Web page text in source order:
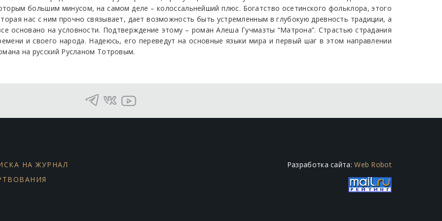
большим минусом, на самом деле – колоссальнейший плюс. Богатство осетинского фольклора, этого
нас с ним прочно связывает, дает возможность быть устремленным в глубокую древность традиции, а
основано на условности. Подтверждение этому – роман Алеша Гучмазты “Матрона”. Страстью страдания
и своего народа. Надеюсь, его переведут на основные языки мира и первый шаг в этом направлении
на русский Русланом Тотровым.
НА ЖУРНАЛ
Разработка сайта:Web Robot